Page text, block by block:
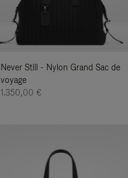
Never Still - Nylon Grand Sac de
voyage
1.350,00 €